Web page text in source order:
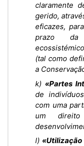
claramente
gerido,
eficazes,
prazo da
(tal como
a
k) «Partes
de
com uma
um
l)